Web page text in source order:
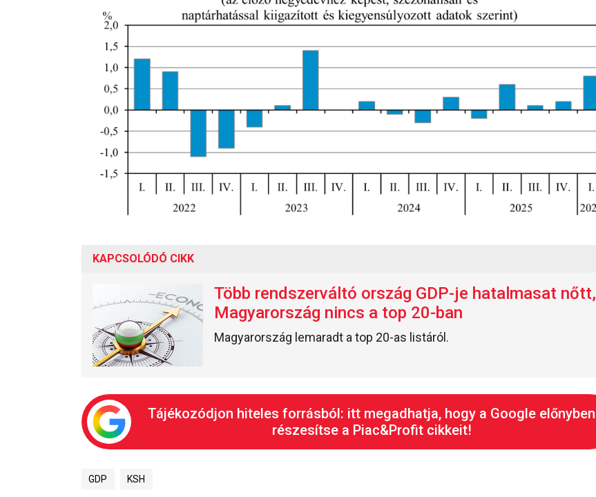
KAPCSOLÓDÓ CIKK
Több rendszerváltó ország GDP-je hatalmasat nőtt,
Magyarország nincs a top 20-ban
Magyarország lemaradt a top 20-as listáról.
Tájékozódjon hiteles forrásból: itt megadhatja, hogy a Google előnyben
részesítse a Piac&Profit cikkeit!
GDP KSH